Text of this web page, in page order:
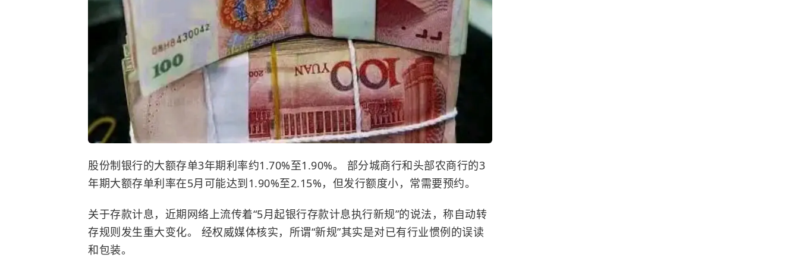
股份制银行的大额存单3年期利率约1.70%至1.90%。 部分城商行和头部农商行的3
年期大额存单利率在5月可能达到1.90%至2.15%，但发行额度小，常需要预约。
关于存款计息，近期网络上流传着“5月起银行存款计息执行新规”的说法，称自动转
存规则发生重大变化。 经权威媒体核实，所谓“新规”其实是对已有行业惯例的误读
和包装。